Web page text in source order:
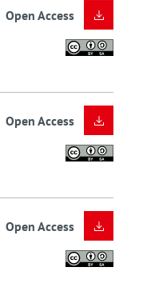
Open Access
Open Access
Open Access